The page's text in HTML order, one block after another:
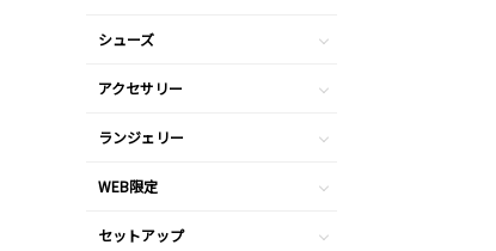
シューズ
アクセサリー
ランジェリー
WEB限定
セットアップ